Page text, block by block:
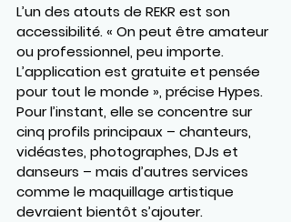
L’un des atouts de REKR est son
accessibilité. « On peut être amateur
ou professionnel, peu importe.
L’application est gratuite et pensée
pour tout le monde », précise Hypes.
Pour l’instant, elle se concentre sur
cinq profils principaux – chanteurs,
vidéastes, photographes, DJs et
danseurs – mais d’autres services
comme le maquillage artistique
devraient bientôt s’ajouter.